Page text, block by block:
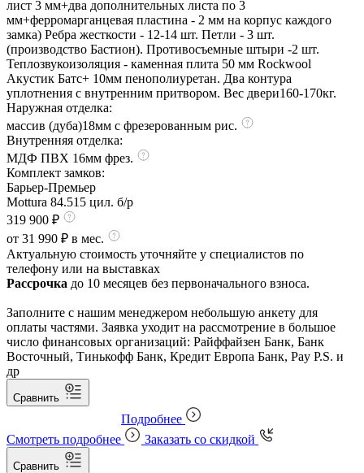
лист 3 мм+два дополнительных листа по 3
мм+ферромарганцевая пластина - 2 мм на корпус каждого
замка) Ребра жесткости - 12-14 шт. Петли - 3 шт.
(производство Бастион). Противосъемные штыри -2 шт.
Теплозвукоизоляция - каменная плита 50 мм Rockwool
Акустик Батс+ 10мм пенополиуретан. Два контура
уплотнения с внутренним притвором. Вес двери160-170кг.
Наружная отделка:
массив (дуба)18мм с фрезерованным рис.
Внутренняя отделка:
МДФ ПВХ 16мм фрез.
Комплект замков:
Барьер-Премьер
Mottura 84.515 цил. б/р
319 900 ₽
от 31 990 ₽ в мес.
Актуальную стоимость уточняйте у специалистов по
телефону или на выставках
Рассрочка до 10 месяцев без первоначального взноса.
Заполните с нашим менеджером небольшую анкету для
оплаты частями. Заявка уходит на рассмотрение в большое
число финансовых организаций: Райффайзен Банк, Банк
Восточный, Тинькофф Банк, Кредит Европа Банк, Pay P.S. и
др
Сравнить
Подробнее
Смотреть подробнее
Заказать со скидкой
Сравнить